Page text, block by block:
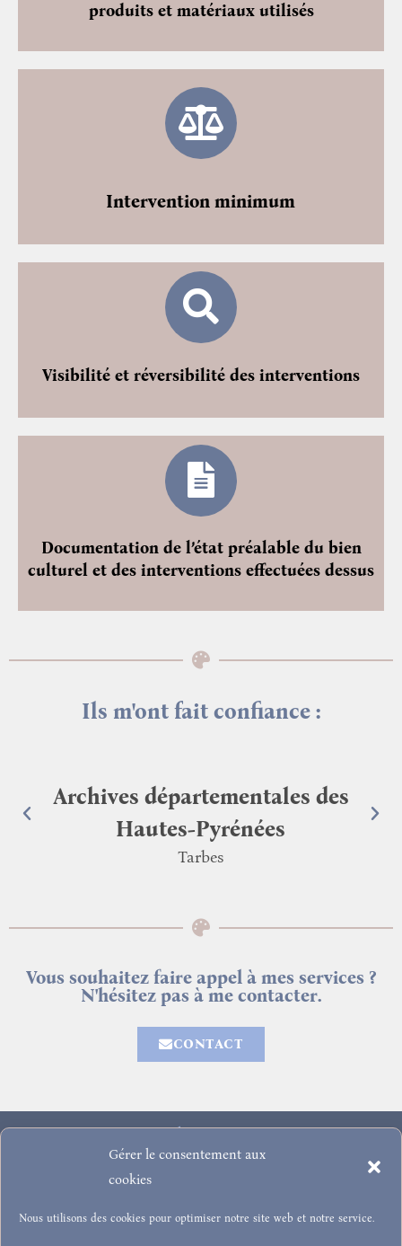
Gérer le consentement aux
cookies
Nous utilisons des cookies pour optimiser notre site web et notre service.
produits et matériaux utilisés
Intervention minimum
Visibilité et réversibilité des interventions
Documentation de l’état préalable du bien
culturel et des interventions effectuées dessus
Ils m'ont fait confiance :
Archives départementales des
Hautes-Pyrénées
Tarbes
Vous souhaitez faire appel à mes services ?
N'hésitez pas à me contacter.
CONTACT
Accueil»Prestations
ELISABETH STEFANI
06 33 57 06 00